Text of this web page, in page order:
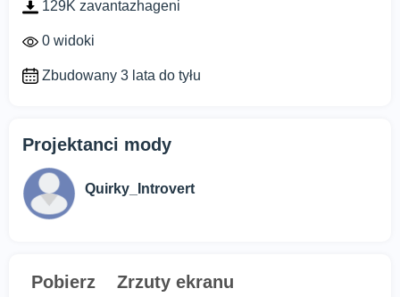
129K zavantazhageni
0 widoki
Zbudowany 3 lata do tyłu
Projektanci mody
Quirky_Introvert
Pobierz Zrzuty ekranu